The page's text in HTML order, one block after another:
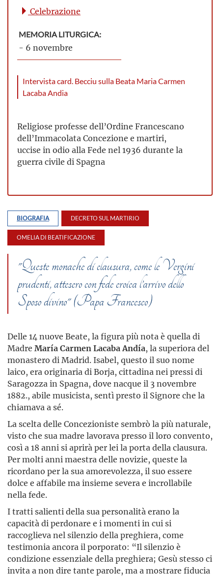
Celebrazione
MEMORIA LITURGICA:
- 6 novembre
Intervista card. Becciu sulla Beata Maria Carmen
Lacaba Andia
Religiose professe dell’Ordine Francescano
dell’Immacolata Concezione e martiri,
uccise in odio alla Fede nel 1936 durante la
guerra civile di Spagna
BIOGRAFIA DECRETO SUL MARTIRIO
OMELIA DI BEATIFICAZIONE
"Queste monache di clausura, come le Vergini
prudenti, attesero con fede eroica l’arrivo dello
Sposo divino" (Papa Francesco)
Delle 14 nuove Beate, la figura più nota è quella di
Madre María Carmen Lacaba Andía, la superiora del
monastero di Madrid. Isabel, questo il suo nome
laico, era originaria di Borja, cittadina nei pressi di
Saragozza in Spagna, dove nacque il 3 novembre
1882., abile musicista, sentì presto il Signore che la
chiamava a sé.
La scelta delle Concezioniste sembrò la più naturale,
visto che sua madre lavorava presso il loro convento,
così a 18 anni si aprirà per lei la porta della clausura.
Per molti anni maestra delle novizie, queste la
ricordano per la sua amorevolezza, il suo essere
dolce e affabile ma insieme severa e incrollabile
nella fede.
I tratti salienti della sua personalità erano la
capacità di perdonare e i momenti in cui si
raccoglieva nel silenzio della preghiera, come
testimonia ancora il porporato: “Il silenzio è
condizione essenziale della preghiera; Gesù stesso ci
invita a non dire tante parole, ma a mostrare fiducia